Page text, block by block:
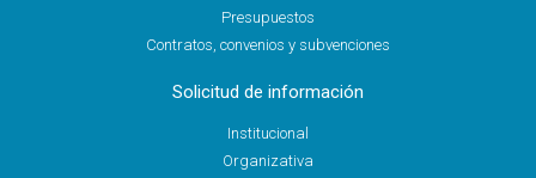
Presupuestos
Contratos, convenios y subvenciones
Solicitud de información
Institucional
Organizativa